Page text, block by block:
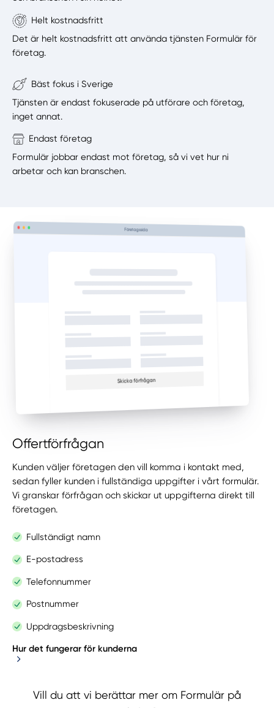
Helt kostnadsfritt
Det är helt kostnadsfritt att använda tjänsten Formulär för
företag.
Bäst fokus i Sverige
Tjänsten är endast fokuserade på utförare och företag,
inget annat.
Endast företag
Formulär jobbar endast mot företag, så vi vet hur ni
arbetar och kan branschen.
Offertförfrågan
Kunden väljer företagen den vill komma i kontakt med,
sedan fyller kunden i fullständiga uppgifter i vårt formulär.
Vi granskar förfrågan och skickar ut uppgifterna direkt till
företagen.
Fullständigt namn
E-postadress
Telefonnummer
Postnummer
Uppdragsbeskrivning
Hur det fungerar för kunderna
Vill du att vi berättar mer om Formulär på